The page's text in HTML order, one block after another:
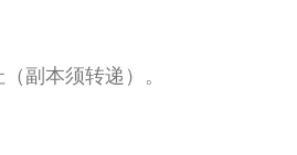
副本须转递）。